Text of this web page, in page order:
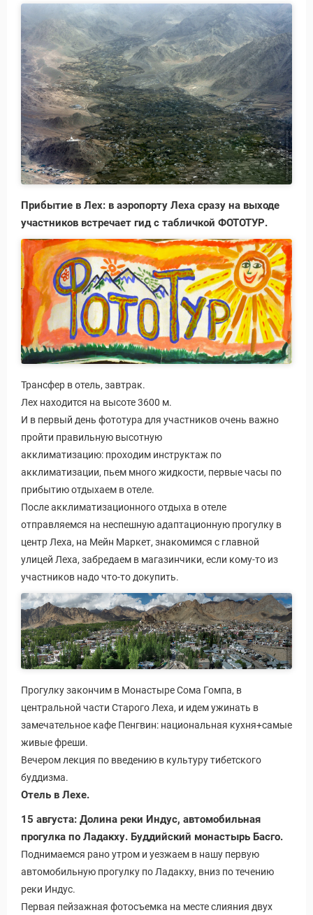
Прибытие в Лех: в аэропорту Леха сразу на выходе
участников встречает гид с табличкой ФОТОТУР.
Трансфер в отель, завтрак.
Лех находится на высоте 3600 м.
И в первый день фототура для участников очень важно
пройти правильную высотную
акклиматизацию: проходим инструктаж по
акклиматизации, пьем много жидкости, первые часы по
прибытию отдыхаем в отеле.
После акклиматизационного отдыха в отеле
отправляемся на неспешную адаптационную прогулку в
центр Леха, на Мейн Маркет, знакомимся с главной
улицей Леха, забредаем в магазинчики, если кому-то из
участников надо что-то докупить.
Прогулку закончим в Монастыре Сома Гомпа, в
центральной части Старого Леха, и идем ужинать в
замечательное кафе Пенгвин: национальная кухня+самые
живые фреши.
Вечером лекция по введению в культуру тибетского
буддизма.
Отель в Лехе.
15 августа: Долина реки Индус, автомобильная
прогулка по Ладакху. Буддийский монастырь Басго.
Поднимаемся рано утром и уезжаем в нашу первую
автомобильную прогулку по Ладакху, вниз по течению
реки Индус.
Первая пейзажная фотосъемка на месте слияния двух